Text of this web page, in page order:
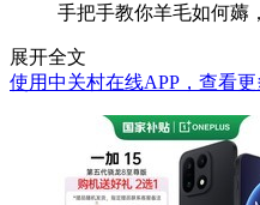
手把手教你羊毛如何薅
展开全文
使用中关村在线APP，查看